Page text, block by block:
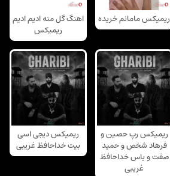
ریمیکس مامانم خریده
اهنگ گل منه ادیم ادیم
ریمیکس
ریمیکس رپ حصین و
فرهاد شخص و حمید
صفت و یاس خداحافظ
غریبی
ریمیکس دیجی اسی
بیت خداحافظ غریبی